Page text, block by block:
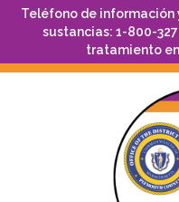
Teléfono de información
sustancias: 1-800-
tratamiento en